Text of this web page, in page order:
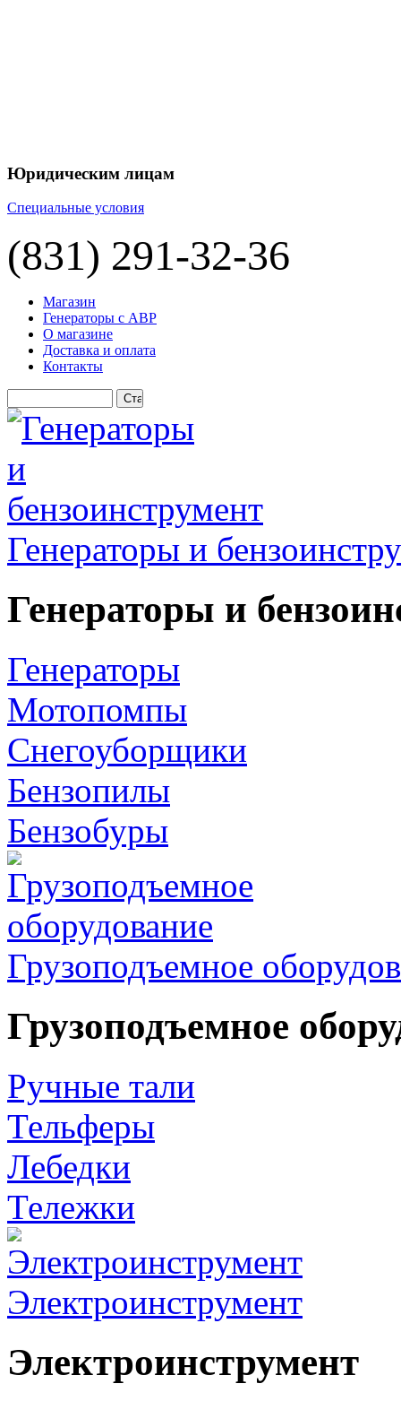
Юридическим лицам
Специальные условия
(831) 291-32-36
Магазин
Генераторы с АВР
О магазине
Доставка и оплата
Контакты
Генераторы и
Генераторы и
Генераторы
Мотопомпы
Снегоуборщики
Бензопилы
Бензобуры
Грузоподъемное
Грузоподъемное
Ручные тали
Тельферы
Лебедки
Тележки
Электроинструмент
Электроинструмент